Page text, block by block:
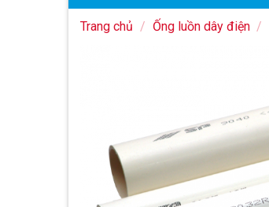
Trang chủ / Ống luồn dây điện /